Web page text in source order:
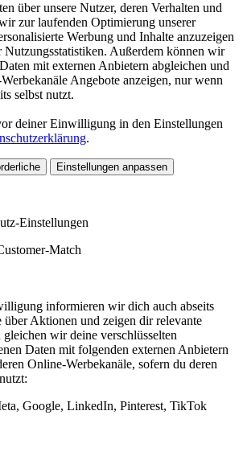
über unsere Nutzer, deren Verhalten und
zur laufenden Optimierung unserer
Werbung und Inhalte anzuzeigen
Nutzungsstatistiken. Außerdem können wir
mit externen Anbietern abgleichen und
Angebote anzeigen, nur wenn
selbst nutzt.
deiner Einwilligung in den Einstellungen
.
Einstellungen anpassen
Einstellungen
Match
informieren wir dich auch abseits
über Aktionen und zeigen dir relevante
wir deine verschlüsselten
Daten mit folgenden externen Anbietern
Online-Werbekanäle, sofern du deren
Google, LinkedIn, Pinterest, TikTok